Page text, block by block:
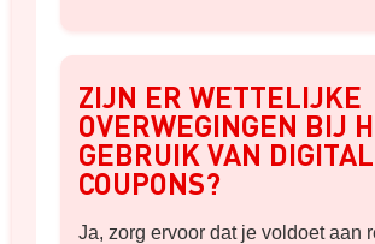
ZIJN ER WETTELIJKE
OVERWEGINGEN BIJ
GEBRUIK VAN
COUPONS?
Ja, zorg ervoor dat je voldoet aan